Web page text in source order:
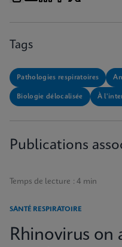
Tags
Pathologies respiratoires
Biologie délocalisée À
Publications
Temps de lecture : 4 min
SANTÉ RESPIRATOIRE
Rhinovirus on